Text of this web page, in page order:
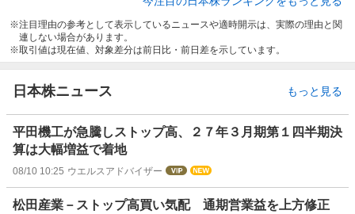
注目理由の参考として表示しているニュースや適時開示は、実際の理由と関
連しない場合があります。
取引値は現在値、対象差分は前日比・前日差を示しています。
日本株ニュース もっと見る
平田機工が急騰しストップ高、２７年３月期第１四半期決
算は大幅増益で着地
08/10 10:25 ウエルスアドバイザー
松田産業－ストップ高買い気配 通期営業益を上方修正